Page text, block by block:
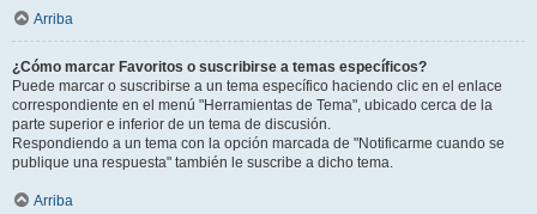
Arriba
¿Cómo marcar Favoritos o suscribirse a temas específicos?
Puede marcar o suscribirse a un tema específico haciendo clic en el enlace
correspondiente en el menú "Herramientas de Tema", ubicado cerca de la
parte superior e inferior de un tema de discusión.
Respondiendo a un tema con la opción marcada de "Notificarme cuando se
publique una respuesta" también le suscribe a dicho tema.
Arriba